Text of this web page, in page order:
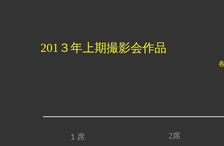
2席
１席
201３年上期撮影会作品